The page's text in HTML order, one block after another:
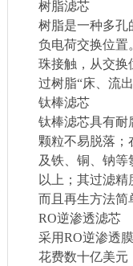
树脂滤芯
树脂是一种多孔
负电荷交换位置
珠接触，从交换
过树脂“床、流
钛棒滤芯
钛棒滤芯具有耐
颗粒不易脱落
及铁、铜、钠
以上；其过滤
而且再生方法简
RO逆渗透滤芯
采用RO逆渗透
花费数十亿美元